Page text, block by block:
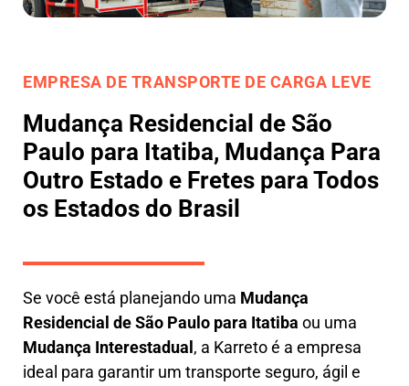
EMPRESA DE TRANSPORTE DE CARGA LEVE
Mudança Residencial de São
Paulo para Itatiba, Mudança Para
Outro Estado e Fretes para Todos
os Estados do Brasil
Se você está planejando uma Mudança
Residencial de São Paulo para Itatiba ou uma
Mudança Interestadual , a Karretoé a empresa
ideal para garantir um transporte seguro, ágil e